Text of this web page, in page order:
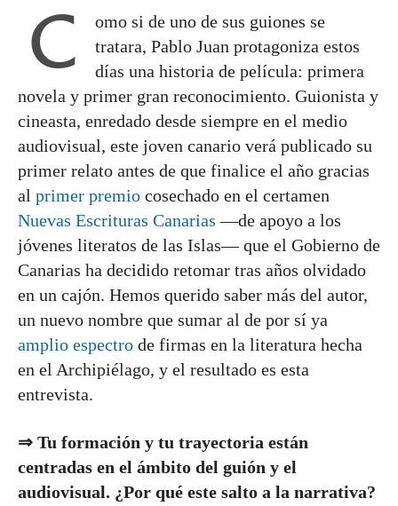
C
omo si de uno de sus guiones se
tratara, Pablo Juan protagoniza estos
días una historia de película: primera
novela y primer gran reconocimiento. Guionista y
cineasta, enredado desde siempre en el medio
audiovisual, este joven canario verá publicado su
primer relato antes de que finalice el año gracias
al primer premio cosechado en el certamen
Nuevas Escrituras Canarias —de apoyo a los
jóvenes literatos de las Islas— que el Gobierno de
Canarias ha decidido retomar tras años olvidado
en un cajón. Hemos querido saber más del autor,
un nuevo nombre que sumar al de por sí ya
amplio espectro de firmas en la literatura hecha
en el Archipiélago, y el resultado es esta
entrevista.
⇒ Tu formación y tu trayectoria están
centradas en el ámbito del guión y el
audiovisual. ¿Por qué este salto a la narrativa?